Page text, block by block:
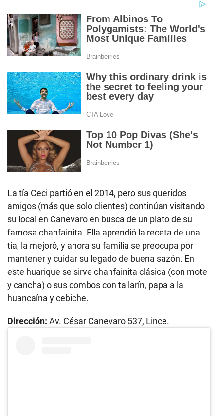
La tía Ceci partió en el 2014, pero sus queridos
amigos (más que solo clientes) continúan visitando
su local en Canevaro en busca de un plato de su
famosa chanfainita. Ella aprendió la receta de una
tía, la mejoró, y ahora su familia se preocupa por
mantener y cuidar su legado de buena sazón. En
este huarique se sirve chanfainita clásica (con mote
y cancha) o sus combos con tallarín, papa a la
huancaína y cebiche.
Dirección: Av. César Canevaro 537, Lince.